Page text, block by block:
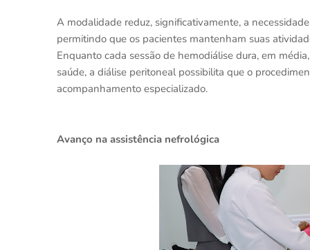
A modalidade reduz, significativamente, a
permitindo que os pacientes mantenham suas
Enquanto cada sessão de hemodiálise dura, em
saúde, a diálise peritoneal possibilita que o
acompanhamento especializado.
Avanço na assistência nefrológica